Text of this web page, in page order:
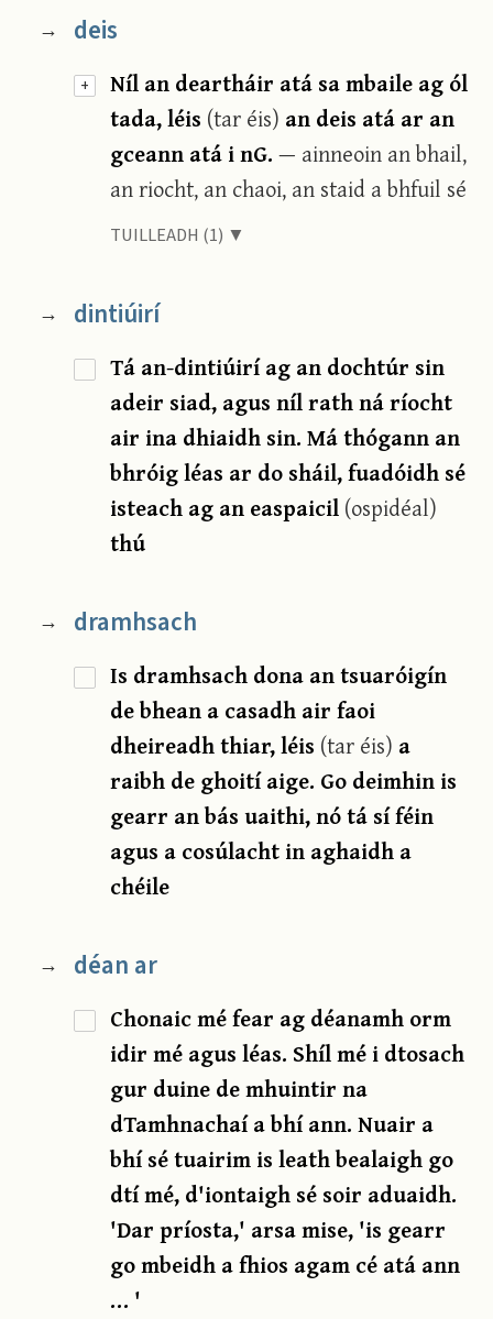
+
→ deis
Níl an deartháir atá sa mbaile ag ól
tada, léis (tar éis) an deis atá ar an
gceann atá i nG.— ainneoin an bhail,
an riocht, an chaoi, an staid a bhfuil sé
TUILLEADH (1) ▼
→ dintiúirí
Tá an-dintiúirí ag an dochtúr sin
adeir siad, agus níl rath ná ríocht
air ina dhiaidh sin. Má thógann an
bhróig léas ar do sháil, fuadóidh sé
isteach ag an easpaicil(ospidéal)
thú
→ dramhsach
Is dramhsach dona an tsuaróigín
de bhean a casadh air faoi
dheireadh thiar, léis (tar éis) a
raibh de ghoití aige. Go deimhin is
gearr an bás uaithi, nó tá sí féin
agus a cosúlacht in aghaidh a
chéile
→ déan ar
Chonaic mé fear ag déanamh orm
idir mé agus léas. Shíl mé i dtosach
gur duine de mhuintir na
dTamhnachaí a bhí ann. Nuair a
bhí sé tuairim is leath bealaigh go
dtí mé, d'iontaigh sé soir aduaidh.
'Dar príosta,' arsa mise, 'is gearr
go mbeidh a fhios agam cé atá ann
… '